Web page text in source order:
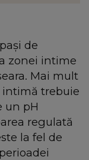
de
zonei intime
Mai mult
intimă trebuie
un pH
regulată
la fel de